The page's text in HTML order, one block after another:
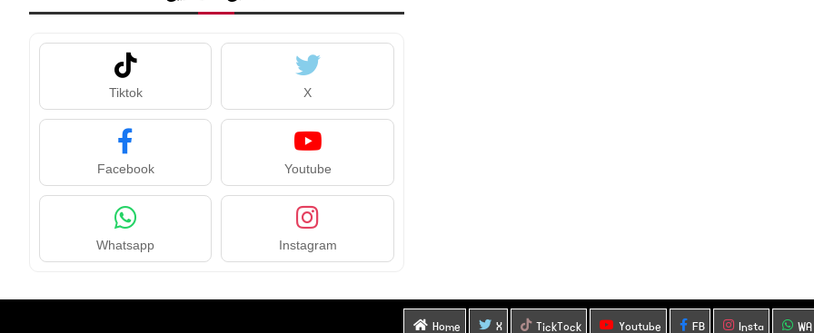
X
Tiktok
Youtube
Facebook
Instagram
Whatsapp
Home X TickTock Youtube FB Insta WA